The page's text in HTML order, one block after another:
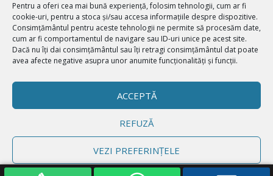
Pentru a oferi cea mai bună experiență, folosim tehnologii, cum ar fi
cookie-uri, pentru a stoca și/sau accesa informațiile despre dispozitive.
Consimțământul pentru aceste tehnologii ne permite să procesăm date,
cum ar fi comportamentul de navigare sau ID-uri unice pe acest site.
Dacă nu îți dai consimțământul sau îți retragi consimțământul dat poate
avea afecte negative asupra unor anumite funcționalități și funcții.
ACCEPTĂ
REFUZĂ
VEZI PREFERINȚELE
Proiectat deElegant Themes| Realizat deWordPress